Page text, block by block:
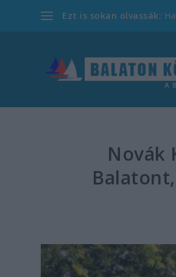
Ezt is sokan olvassák:
Novák